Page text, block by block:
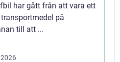
har gått från att vara ett
på
till att ...